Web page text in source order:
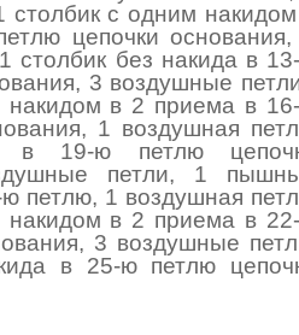
столбик с одним
цепочки
столбик без накида в
3 воздушные
накидом в 2 приема в
1 воздушная
в 19-ю петлю
петли, 1
петлю, 1 воздушная
накидом в 2 приема в
3 воздушные
в 25-ю петлю